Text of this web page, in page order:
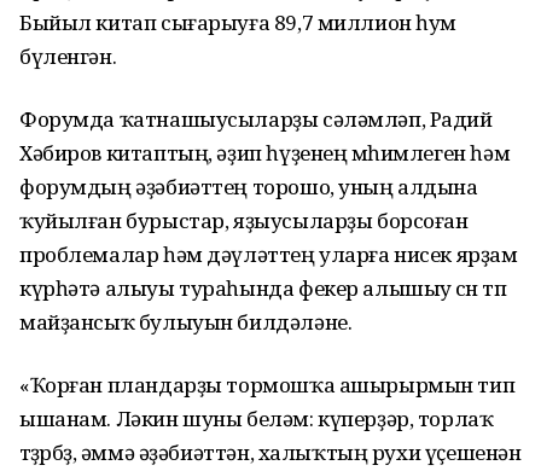
Быйыл китап сығарыуға 89,7 миллион һум
бүленгән.
Форумда ҡатнашыусыларҙы сәләмләп, Радий
Хәбиров китаптың, әҙип һүҙенең мөһимлеген һәм
форумдың әҙәбиәттең торошо, уның алдына
ҡуйылған бурыстар, яҙыусыларҙы борсоған
проблемалар һәм дәүләттең уларға нисек ярҙам
күрһәтә алыуы тураһында фекер алышыу өсөн төп
майҙансыҡ булыуын билдәләне.
«Ҡорған пландарҙы тормошҡа ашырырмын тип
ышанам. Ләкин шуны беләм: күперҙәр, торлаҡ
төҙөрбөҙ, әммә әҙәбиәттән, халыҡтың рухи үҫешенән